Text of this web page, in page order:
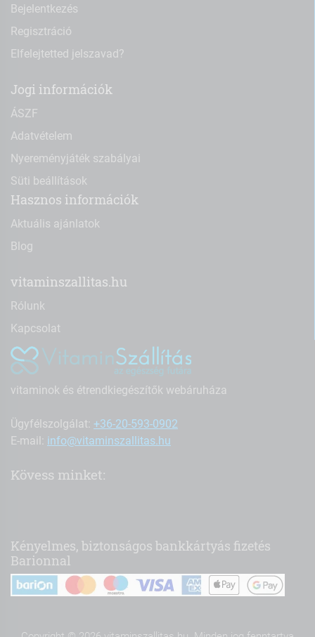
Bejelentkezés
Regisztráció
Elfelejtetted jelszavad?
Jogi információk
ÁSZF
Adatvételem
Nyereményjáték szabályai
Süti beállítások
Hasznos információk
Aktuális ajánlatok
Blog
vitaminszallitas.hu
Rólunk
Kapcsolat
vitaminok és étrendkiegészítők webáruháza
Ügyfélszolgálat: +36-20-593-0902
E-mail: info@vitaminszallitas.hu
Kövess minket:
Kényelmes, biztonságos bankkártyás fizetés
Barionnal